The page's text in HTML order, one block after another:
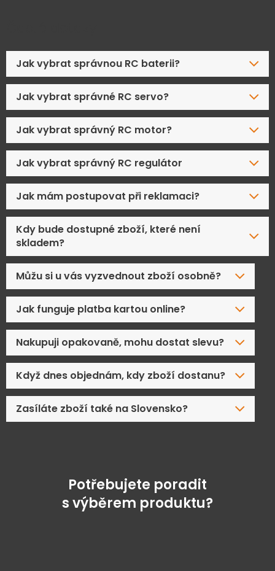
Jak vybrat správnou RC baterii?
Jak vybrat správné RC servo?
Jak vybrat správný RC motor?
Jak vybrat správný RC regulátor
Jak mám postupovat při reklamaci?
Kdy bude dostupné zboží, které není
skladem?
Můžu si u vás vyzvednout zboží osobně?
Jak funguje platba kartou online?
Nakupuji opakovaně, mohu dostat slevu?
Když dnes objednám, kdy zboží dostanu?
Zasíláte zboží také na Slovensko?
Potřebujete poradit
s výběrem produktu?